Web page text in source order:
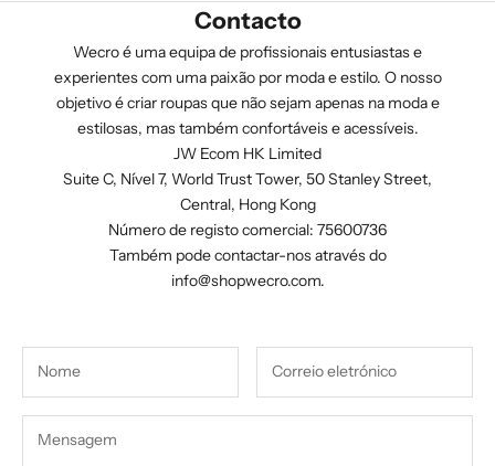
Contacto
Wecro é uma equipa de profissionais entusiastas e
experientes com uma paixão por moda e estilo. O nosso
objetivo é criar roupas que não sejam apenas na moda e
estilosas, mas também confortáveis e acessíveis.
JW Ecom HK Limited
Suite C, Nível 7, World Trust Tower, 50 Stanley Street,
Central, Hong Kong
Número de registo comercial: 75600736
Também pode contactar-nos através do
info@shopwecro.com.